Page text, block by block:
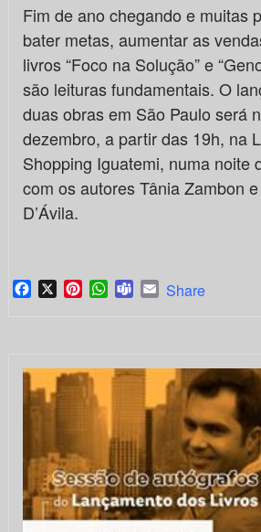
Fim de ano chegando e muitas
bater metas, aumentar as
livros “Foco na Solução” e
são leituras fundamentais. O
duas obras em São Paulo será
dezembro, a partir das 19h, na
Shopping Iguatemi, numa noite
com os autores Tânia Zambon
D’Ávila.
Facebook
X PinterestWhatsApp
TeamsEmail
Share